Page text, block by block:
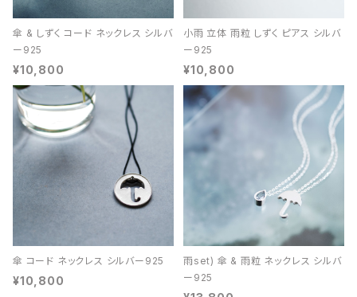
傘 & しずく コード ネックレス シルバ
ー925
¥10,800
小雨 立体 雨粒 しずく ピアス シルバ
ー925
¥10,800
傘 コード ネックレス シルバー925
¥10,800
雨set) 傘 & 雨粒 ネックレス シルバ
ー925